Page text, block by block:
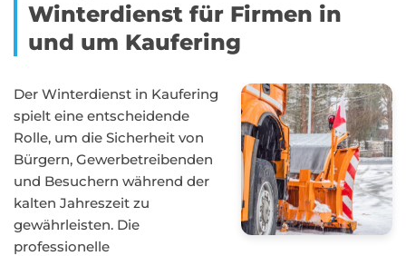
Winterdienst für Firmen in
und um Kaufering
Der Winterdienst in Kaufering
spielt eine entscheidende
Rolle, um die Sicherheit von
Bürgern, Gewerbetreibenden
und Besuchern während der
kalten Jahreszeit zu
gewährleisten. Die
professionelle